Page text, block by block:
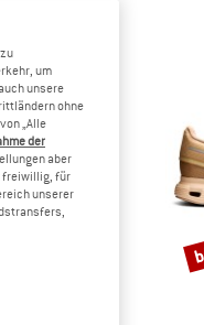
um
unsere
ohne
„Alle
der
aber
freiwillig, für
unserer